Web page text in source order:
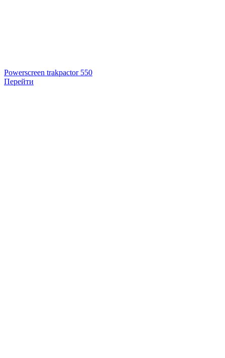
Powerscreen trakpactor 550
Перейти